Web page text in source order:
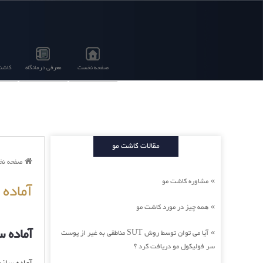
صفحه نخست معرفی درمانگاه
صفحه
مقالات کاشت مو
» مشاوره کاشت مو
» همه چیز در مورد کاشت مو
»
آیا می توان توسط روش SUT مناطقی به غیر از پوست
سر فولیکول مو دریافت کرد ؟